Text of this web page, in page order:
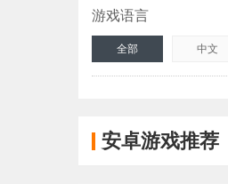
游戏语言
全部 中文
安卓游戏推荐